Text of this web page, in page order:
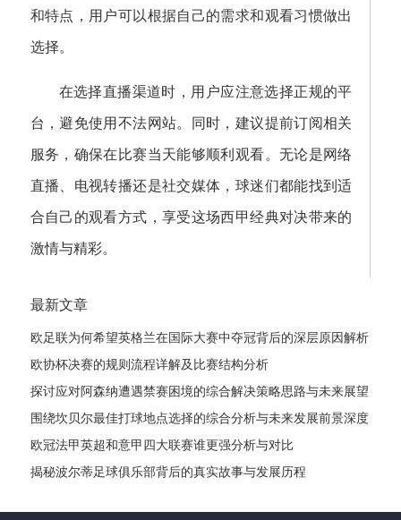
和特点，用户可以根据自己的需求和观看习惯做出
选择。
在选择直播渠道时，用户应注意选择正规的平
台，避免使用不法网站。同时，建议提前订阅相关
服务，确保在比赛当天能够顺利观看。无论是网络
直播、电视转播还是社交媒体，球迷们都能找到适
合自己的观看方式，享受这场西甲经典对决带来的
激情与精彩。
最新文章
欧足联为何希望英格兰在国际大赛中夺冠背后的深层原因解析
欧协杯决赛的规则流程详解及比赛结构分析
探讨应对阿森纳遭遇禁赛困境的综合解决策略思路与未来展望
发展路径
围绕坎贝尔最佳打球地点选择的综合分析与未来发展前景深度
探讨全
欧冠法甲英超和意甲四大联赛谁更强分析与对比
揭秘波尔蒂足球俱乐部背后的真实故事与发展历程